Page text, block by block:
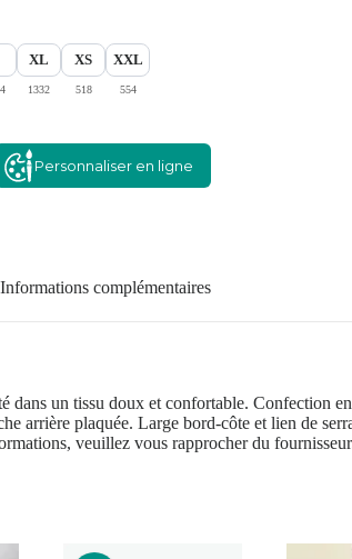
XL
1332
XS
518
XXL
554
Personnaliser en ligne
Informations complémentaires
dans un tissu doux et confortable. Confection
arrière plaquée. Large bord-côte et lien de
veuillez vous rapprocher du